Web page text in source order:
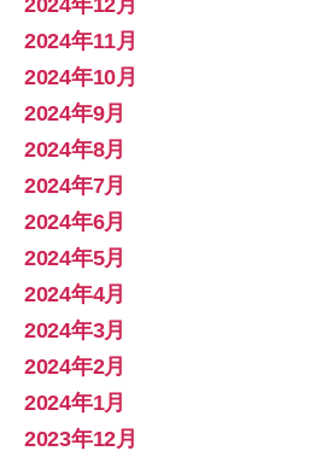
2024年11月
2024年10月
2024年9月
2024年8月
2024年7月
2024年6月
2024年5月
2024年4月
2024年3月
2024年2月
2024年1月
2023年12月